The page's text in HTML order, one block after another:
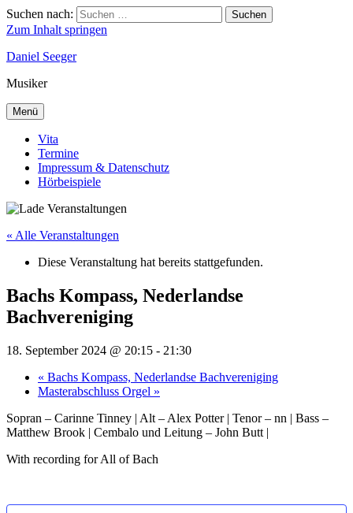
Suchen nach: Suchen
Zum Inhalt springen
Daniel Seeger
Musiker
Menü
Vita
Termine
Impressum & Datenschutz
Hörbeispiele
« Alle Veranstaltungen
Diese Veranstaltung hat bereits stattgefunden.
Bachs Kompass, Nederlandse
Bachvereniging
18. September 2024 @ 20:15 - 21:30
« Bachs Kompass, Nederlandse Bachvereniging
Masterabschluss Orgel »
Sopran – Carinne Tinney | Alt – Alex Potter | Tenor – nn | Bass –
Matthew Brook | Cembalo und Leitung – John Butt |
With recording for All of Bach